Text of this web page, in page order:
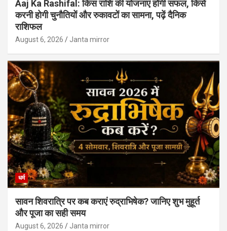
Aaj Ka Rashifal: किस राशि की योजनाएं होंगी सफल, किसे
करनी होगी चुनौतियों और रुकावटों का सामना, पढ़ें दैनिक
राशिफल
August 6, 2026 Janta mirror
धर्म
सावन शिवरात्रि पर कब कराएं रुद्राभिषेक? जानिए शुभ मुहूर्त
और पूजा का सही समय
August 6, 2026 Janta mirror